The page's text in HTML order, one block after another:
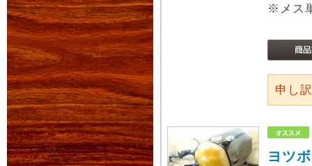
※メス
申し
ヨツ